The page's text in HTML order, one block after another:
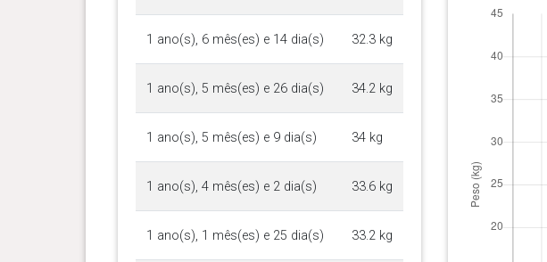
1 ano(s), 6 mês(es) e 14 dia(s) 32.3 kg
1 ano(s), 5 mês(es) e 26 dia(s) 34.2 kg
1 ano(s), 5 mês(es) e 9 dia(s) 34 kg
1 ano(s), 4 mês(es) e 2 dia(s) 33.6 kg
1 ano(s), 1 mês(es) e 25 dia(s) 33.2 kg